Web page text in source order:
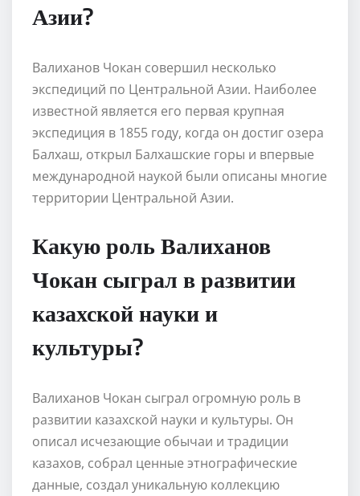
Азии?
Валиханов Чокан совершил несколько
экспедиций по Центральной Азии. Наиболее
известной является его первая крупная
экспедиция в 1855 году, когда он достиг озера
Балхаш, открыл Балхашские горы и впервые
международной наукой были описаны многие
территории Центральной Азии.
Какую роль Валиханов
Чокан сыграл в развитии
казахской науки и
культуры?
Валиханов Чокан сыграл огромную роль в
развитии казахской науки и культуры. Он
описал исчезающие обычаи и традиции
казахов, собрал ценные этнографические
данные, создал уникальную коллекцию